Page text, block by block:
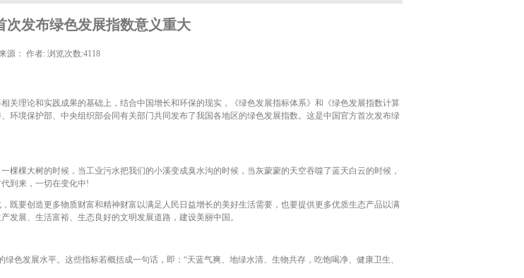
次发布绿色发展指数意义重大
源： 作者: 浏览次数:4118
理论和实践成果的基础上，结合中国增长和环保的现实，《绿色发展指标体系》和《绿色发展指数计算
环境保护部、中央组织部会同有关部门共同发布了我国各地区的绿色发展指数。这是中国官方首次发布绿
棵大树的时候，当工业污水把我们的小溪变成臭水沟的时候，当灰蒙蒙的天空吞噬了蓝天白云的时候，
到来，一切在变化中!
要创造更多物质财富和精神财富以满足人民日益增长的美好生活需要，也要提供更多优质生态产品以满
发展、生活富裕、生态良好的文明发展道路，建设美丽中国。
发展水平。这些指标若概括成一句话，即：“天蓝气爽、地绿水清、生物共存，吃饱喝净、健康卫生、